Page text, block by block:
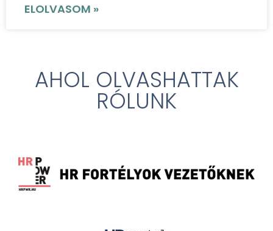
ELOLVASOM »
AHOL OLVASHATTAK
RÓLUNK